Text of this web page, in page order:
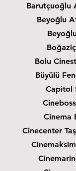
Barutçuoğlu
Beyoğlu
Bolu
Büyülü
Capitol
Cinema
Cinecenter